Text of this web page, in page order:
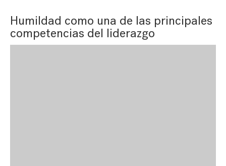
Humildad como una de las principales
competencias del liderazgo